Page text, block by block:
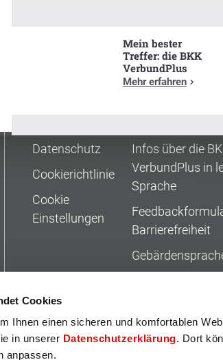
Cookies
Ihnen einen sicheren und komfortablen
in unserer Datenschutzerklärung. Dort
anpassen.
Mein bester
Treffer: die BKK
VerbundPlus
Mehr erfahren
Datenschutz
Cookierichtlinie
Cookie
Einstellungen
Infos über die
VerbundPlus in
Sprache
Barrierefreiheit
BKK